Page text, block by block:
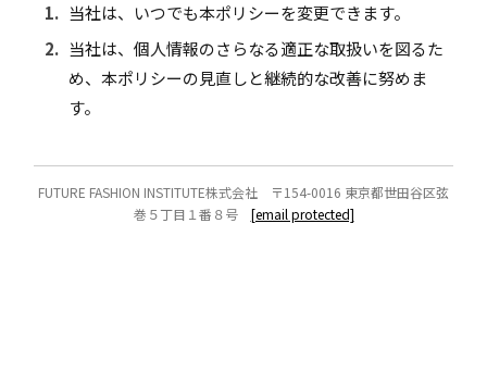
1. 当社は、いつでも本ポリシーを変更できます。
2. 当社は、個人情報のさらなる適正な取扱いを図るた
め、本ポリシーの見直しと継続的な改善に努めま
す。
FUTURE FASHION INSTITUTE株式会社 〒154-0016 東京都世田谷区弦
巻５丁目１番８号 [email protected]